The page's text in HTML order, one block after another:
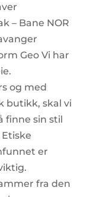
– Bane NOR
Geo Vi har
og med
butikk, skal vi
finne sin stil
er
fra den